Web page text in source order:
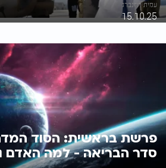
עמית רוזנברג
15.10.25
פרשת בראשית: הסוד
סדר הבריאה - למה האדם